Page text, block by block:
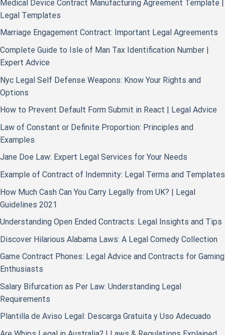
Medical Device Contract Manufacturing Agreement Template |
Legal Templates
Marriage Engagement Contract: Important Legal Agreements
Complete Guide to Isle of Man Tax Identification Number |
Expert Advice
Nyc Legal Self Defense Weapons: Know Your Rights and
Options
How to Prevent Default Form Submit in React | Legal Advice
Law of Constant or Definite Proportion: Principles and
Examples
Jane Doe Law: Expert Legal Services for Your Needs
Example of Contract of Indemnity: Legal Terms and Templates
How Much Cash Can You Carry Legally from UK? | Legal
Guidelines 2021
Understanding Open Ended Contracts: Legal Insights and Tips
Discover Hilarious Alabama Laws: A Legal Comedy Collection
Game Contract Phones: Legal Advice and Contracts for Gaming
Enthusiasts
Salary Bifurcation as Per Law: Understanding Legal
Requirements
Plantilla de Aviso Legal: Descarga Gratuita y Uso Adecuado